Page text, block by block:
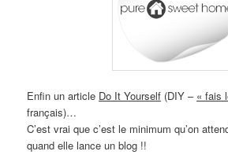
Enfin un article Do It Yourself (DIY – « fais
français)…
C’est vrai que c’est le minimum qu’on
quand elle lance un blog !!